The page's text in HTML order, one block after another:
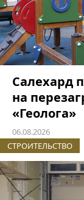
Салехард
на
«Геолога»
06.08.2026
СТРОИТЕЛЬСТВО